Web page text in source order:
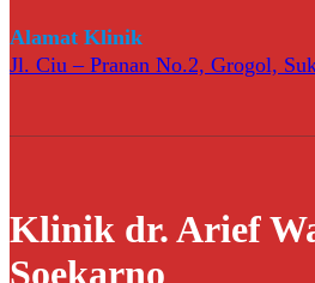
a
m
Alamat Klinik
Jl. Ciu – Pranan No.2, Grogol,
Klinik dr. Arief
Soekarno